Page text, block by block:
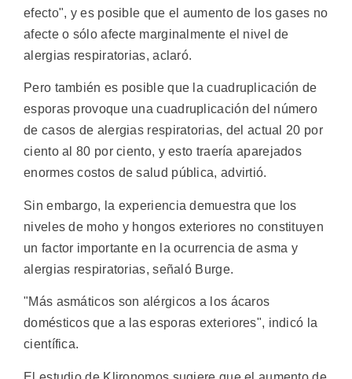
efecto", y es posible que el aumento de los gases no
afecte o sólo afecte marginalmente el nivel de
alergias respiratorias, aclaró.
Pero también es posible que la cuadruplicación de
esporas provoque una cuadruplicación del número
de casos de alergias respiratorias, del actual 20 por
ciento al 80 por ciento, y esto traería aparejados
enormes costos de salud pública, advirtió.
Sin embargo, la experiencia demuestra que los
niveles de moho y hongos exteriores no constituyen
un factor importante en la ocurrencia de asma y
alergias respiratorias, señaló Burge.
"Más asmáticos son alérgicos a los ácaros
domésticos que a las esporas exteriores", indicó la
científica.